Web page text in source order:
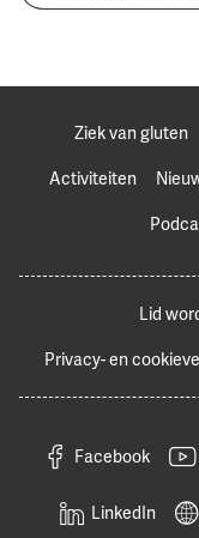
Ziek van gluten
Activiteiten
Lid
Privacy- en
Facebook
LinkedIn